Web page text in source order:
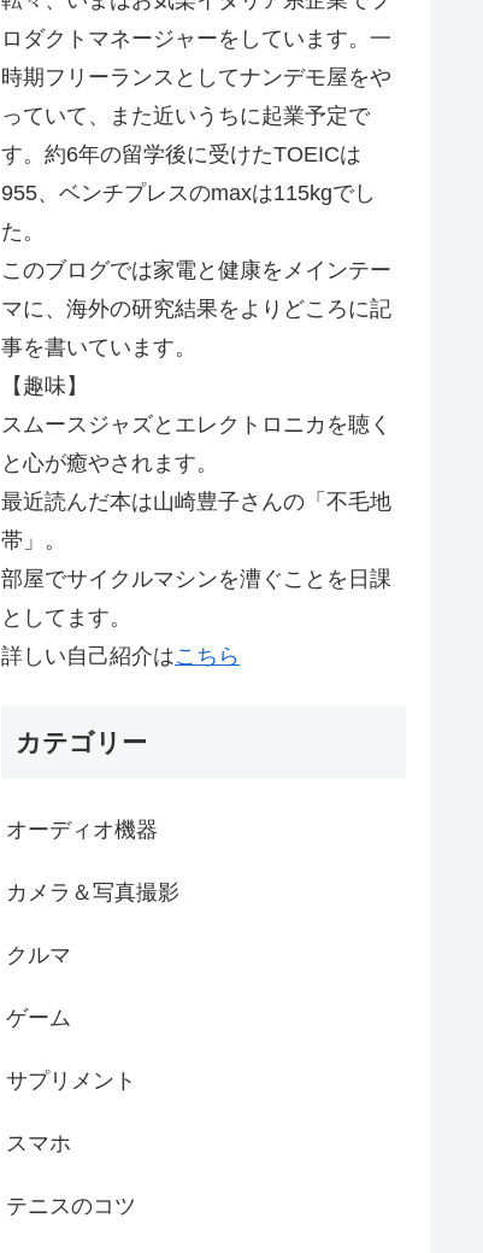
ロダクトマネージャーをしています。一
時期フリーランスとしてナンデモ屋をや
っていて、また近いうちに起業予定で
す。約6年の留学後に受けたTOEICは
955、ベンチプレスのmaxは115kgでし
た。
このブログでは家電と健康をメインテー
マに、海外の研究結果をよりどころに記
事を書いています。
【趣味】
スムースジャズとエレクトロニカを聴く
と心が癒やされます。
最近読んだ本は山崎豊子さんの「不毛地
帯」。
部屋でサイクルマシンを漕ぐことを日課
としてます。
詳しい自己紹介はこちら
カテゴリー
オーディオ機器
カメラ＆写真撮影
クルマ
ゲーム
サプリメント
スマホ
テニスのコツ